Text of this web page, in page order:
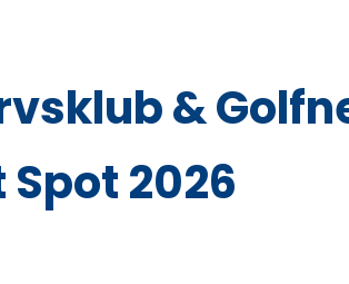
&
Spot 2026